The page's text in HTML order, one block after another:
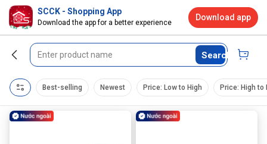
Search
Best-selling Newest Price: Low to High Price: High to
SCCK - Shopping App
Download the app for a better experience
Download app